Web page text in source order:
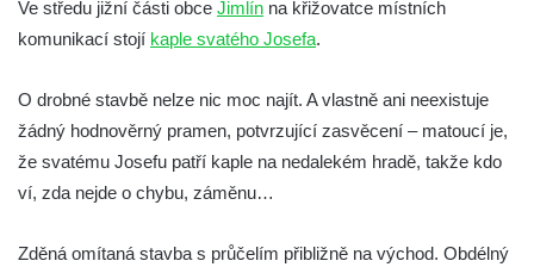
Kostel Obětování Panny Marie u kláštera
dominikánů v Českých Budějovicích
Kaple na křižovatce ulic Budějovická a
Dělnická v Kamenném Újezdě
Bývalý kostel svatých Filipa a Jakuba na
Kaple na hřbitově ve Velešíně
Ve středu jižní části obce Jimlín na křižovatce místních
komunikací stojí kaple svatého Josefa.
O drobné stavbě nelze nic moc najít. A vlastně ani neexistuje
žádný hodnověrný pramen, potvrzující zasvěcení – matoucí je,
že svatému Josefu patří kaple na nedalekém hradě, takže kdo
ví, zda nejde o chybu, záměnu…
Zděná omítaná stavba s průčelím přibližně na východ. Obdélný